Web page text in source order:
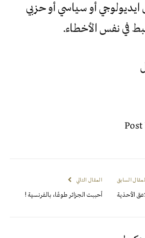
أو سياسي أو حزبي
في نفس الأخطاء.
السابق
الأحذية
المقال التالي
أحببت الجزائر طوعًا، بالفرنسية !